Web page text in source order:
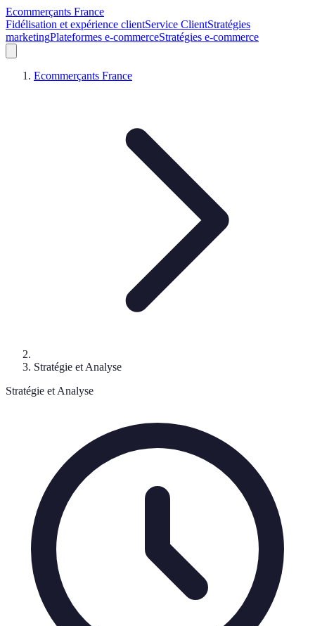
Ecommerçants France
Fidélisation et expérience clientService ClientStratégies
marketingPlateformes e-commerceStratégies e-commerce
Ecommerçants France
Stratégie et Analyse
Stratégie et Analyse